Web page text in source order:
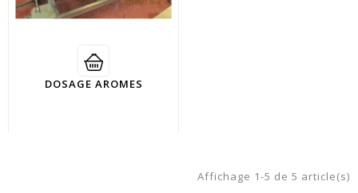
DOSAGE AROMES
Affichage 1-5 de 5 article(s)